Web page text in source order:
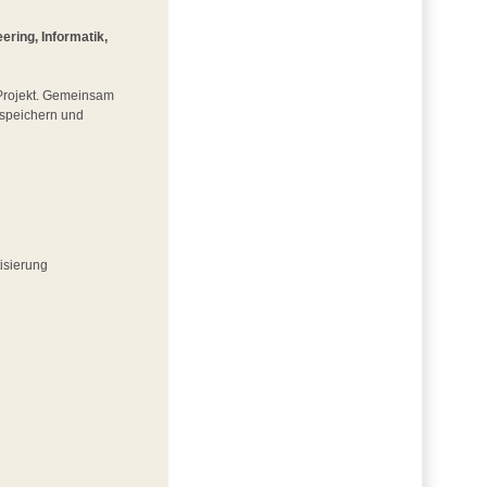
Informatik,
Gemeinsam
und